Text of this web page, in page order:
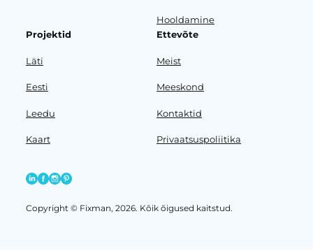
Hooldamine
Projektid
Läti
Eesti
Leedu
Kaart
Ettevõte
Meist
Meeskond
Kontaktid
Privaatsuspoliitika
Copyright © Fixman, 2026. Kõik õigused kaitstud.